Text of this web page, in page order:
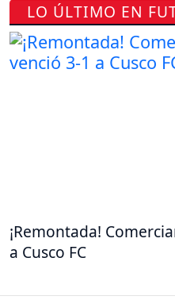
LO ÚLTIMO EN
¡Remontada!
a Cusco FC